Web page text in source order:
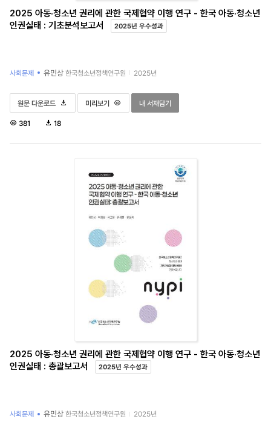
2025 아동·청소년 권리에 관한 국제협약 이행 연구 - 한국 아동·청소년
인권실태 : 기초분석보고서
2025년 우수성과
사회문제 유민상 한국청소년정책연구원 2025년
2025 아동·청소년 권리에 관한 국제협약 이행 연구 - 한국 아동·청소년 인권실태 : 기초분석
원문 다운로드 2025 아동·청소년 권리에 관한 국제협약 이행 연구 - 한국 아동·청
미리보기 2025 아동·청소년 권리에 관한 국제협약 이행
내 서재담기
조
381
다
드
18
2025 아동·청소년 권리에 관한 국제협약 이행 연구 - 한국 아동·청소년
인권실태 : 총괄보고서
2025년 우수성과
사회문제 유민상 한국청소년정책연구원 2025년